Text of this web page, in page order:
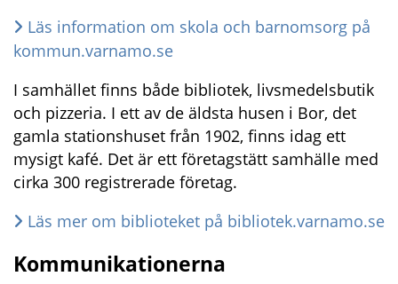
Läs information om skola och barnomsorg på
kommun.varnamo.se
I samhället finns både bibliotek, livsmedelsbutik
och pizzeria. I ett av de äldsta husen i Bor, det
gamla stationshuset från 1902, finns idag ett
mysigt kafé. Det är ett företagstätt samhälle med
cirka 300 registrerade företag.
Läs mer om biblioteket på bibliotek.varnamo.se
Kommunikationerna